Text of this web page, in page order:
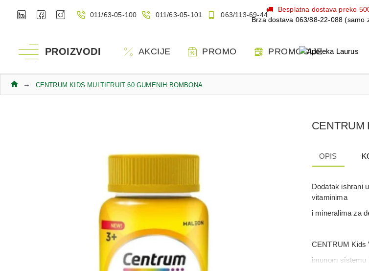
011/63-05-100 011/63-05-101 063/113-69-44
Besplatna dostava preko
Brza dostava 063/88-22-088 (samo
PROIZVODI AKCIJE PROMO PROMOCIJE
CENTRUM KIDS MULTIFRUIT 60 GUMENIH BOMBONA
CENTRUM
OPIS
Dodatak ishrani
vitaminima
i mineralima za
CENTRUM Kids
imunom sistemu